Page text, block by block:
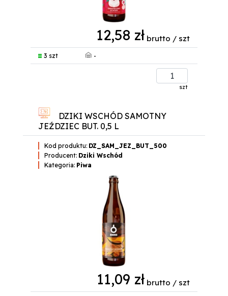
12,58 zł brutto / szt
3 szt -
szt
DZIKI WSCHÓD SAMOTNY
JEŹDZIEC BUT. 0,5 L
Kod produktu: DZ_SAM_JEZ_BUT_500
Producent: Dziki Wschód
Kategoria: Piwa
11,09 zł brutto / szt